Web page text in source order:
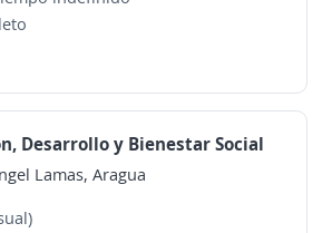
Desarrollo y Bienestar Social
Lamas, Aragua